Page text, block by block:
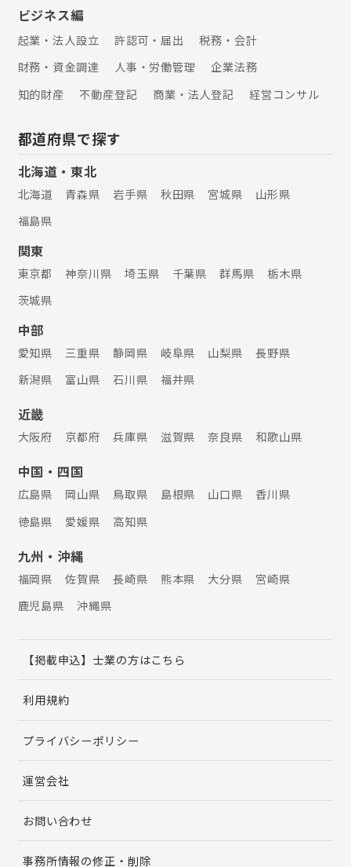
ビジネス編
起業・法人設立 許認可・届出
税務・会計
財務・資金調達
人事・労働管理
企業法務
知的財産
不動産登記 商業・法人登記 経営コンサル
都道府県で探す
北海道・東北
北海道 青森県 岩手県 秋田県 宮城県
山形県
福島県
関東
東京都 神奈川県 埼玉県 千葉県 群馬県
栃木県
茨城県
中部
愛知県 三重県 静岡県 岐阜県 山梨県
長野県
新潟県
富山県 石川県 福井県
近畿
大阪府 京都府 兵庫県 滋賀県 奈良県 和歌山県
中国・四国
広島県 岡山県 鳥取県 島根県 山口県
香川県
徳島県
愛媛県 高知県
九州・沖縄
福岡県 佐賀県 長崎県 熊本県 大分県
宮崎県
鹿児島県
沖縄県
【掲載申込】士業の方はこちら
利用規約
プライバシーポリシー
運営会社
お問い合わせ
事務所情報の修正・削除